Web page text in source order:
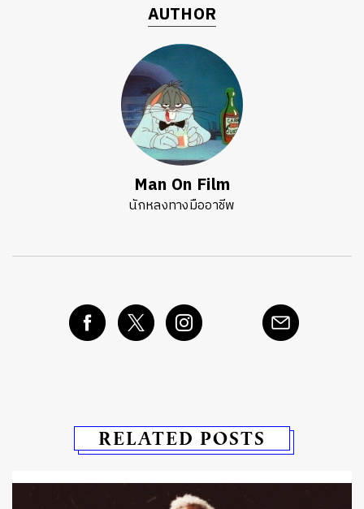
AUTHOR
Man On Film
นักหลงทางมืออาชีพ
RELATED POSTS